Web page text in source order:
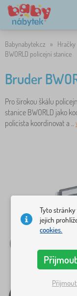
Babynabytek.cz » Hračky
BWORLD policejní stanice
Bruder
Pro širokou škálu
stanice BWORLD jako
policista koordinovat a ..
Tyto
jejich
cookies.